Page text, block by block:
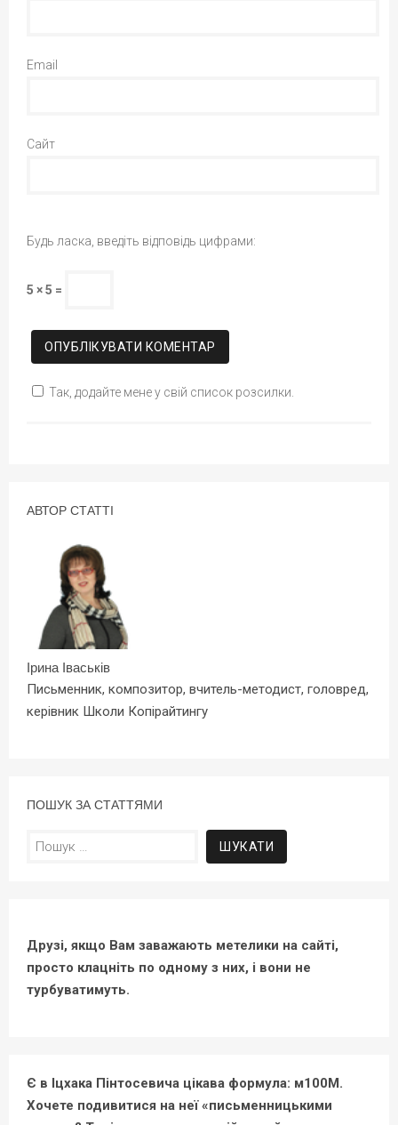
Email
Сайт
Будь ласка, введіть відповідь цифрами:
5 × 5 =
Так, додайте мене у свій список розсилки.
АВТОР СТАТТІ
Ірина Іваськів
Письменник, композитор, вчитель-методист, головред,
керівник Школи Копірайтингу
ПОШУК ЗА СТАТТЯМИ
Пошук:
Друзі, якщо Вам заважають метелики на сайті,
просто клацніть по одному з них, і вони не
турбуватимуть.
Є в Іцхака Пінтосевича цікава формула: м100М.
Хочете подивитися на неї «письменницькими